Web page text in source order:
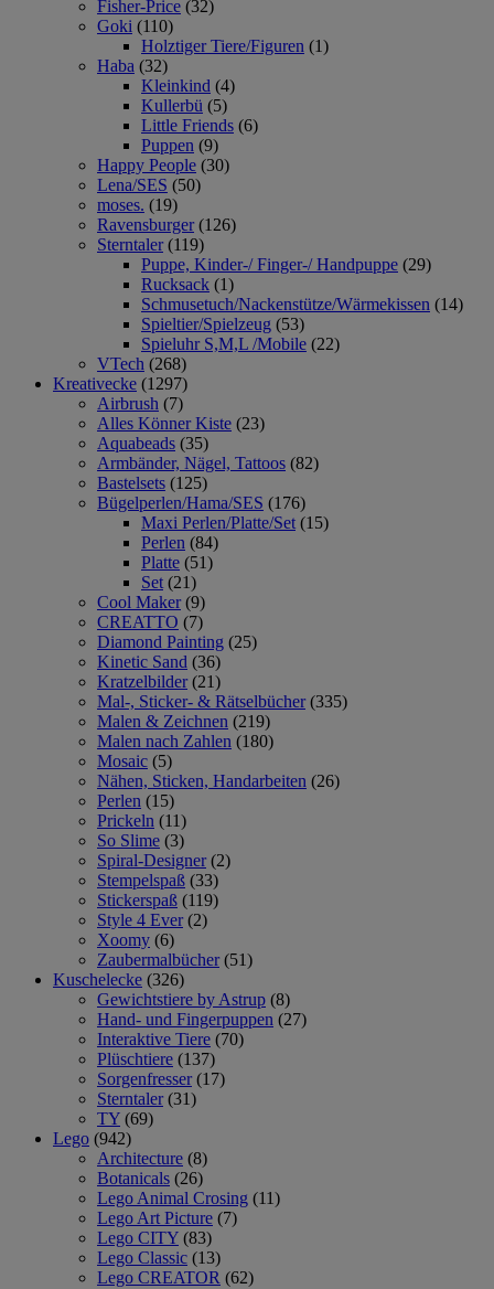
Fisher-Price (32)
Goki (110)
Holztiger Tiere/Figuren (1)
Haba (32)
Kleinkind (4)
Kullerbü (5)
Little Friends (6)
Puppen (9)
Happy People (30)
Lena/SES (50)
moses. (19)
Ravensburger (126)
Sterntaler (119)
Puppe, Kinder-/ Finger-/ Handpuppe (29)
Rucksack (1)
Schmusetuch/Nackenstütze/Wärmekissen (14)
Spieltier/Spielzeug (53)
Spieluhr S,M,L /Mobile (22)
VTech (268)
Kreativecke (1297)
Airbrush (7)
Alles Könner Kiste (23)
Aquabeads (35)
Armbänder, Nägel, Tattoos (82)
Bastelsets (125)
Bügelperlen/Hama/SES (176)
Maxi Perlen/Platte/Set (15)
Perlen (84)
Platte (51)
Set (21)
Cool Maker (9)
CREATTO (7)
Diamond Painting (25)
Kinetic Sand (36)
Kratzelbilder (21)
Mal-, Sticker- & Rätselbücher (335)
Malen & Zeichnen (219)
Malen nach Zahlen (180)
Mosaic (5)
Nähen, Sticken, Handarbeiten (26)
Perlen (15)
Prickeln (11)
So Slime (3)
Spiral-Designer (2)
Stempelspaß (33)
Stickerspaß (119)
Style 4 Ever (2)
Xoomy (6)
Zaubermalbücher (51)
Kuschelecke (326)
Gewichtstiere by Astrup (8)
Hand- und Fingerpuppen (27)
Interaktive Tiere (70)
Plüschtiere (137)
Sorgenfresser (17)
Sterntaler (31)
TY (69)
Lego (942)
Architecture (8)
Botanicals (26)
Lego Animal Crosing (11)
Lego Art Picture (7)
Lego CITY (83)
Lego Classic (13)
Lego CREATOR (62)